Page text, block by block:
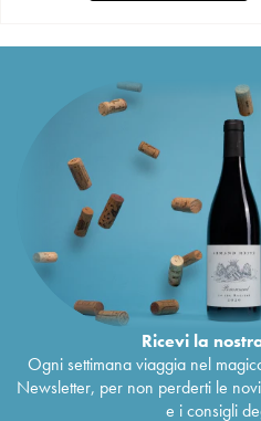
Ricevi la
Ogni settimana viaggia nel
Newsletter, per non perderti le
e i consigli